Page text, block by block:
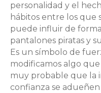
personalidad y el
hábitos entre los que
puede influir de
pantalones piratas y
Es un símbolo de
modificamos algo
muy probable que la
confianza se